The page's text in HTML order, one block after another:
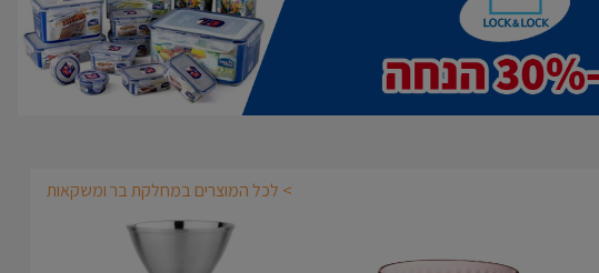
> לכל המוצרים במחלקת בר ומשקאות